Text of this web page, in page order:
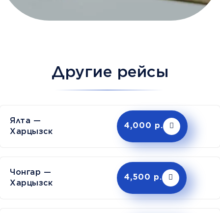
Другие рейсы
Ялта —
Харцызск
4,000 р.
Чонгар —
Харцызск
4,500 р.